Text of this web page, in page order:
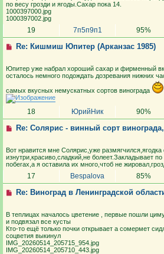
по весу грозди и ягоды.Сахар пока 14.
1000397000.jpg
1000397002.jpg
19 7п5п9п1 95%
Re: Кишмиш Юпитер (Арканзас 1985)
Юпитер уже набрал хороший сахар и фирменный
осталось немного подождать дозревания нижних
самых вкусных немускатных сортов винограда
18 ЮрийНик 90%
Re: Солярис - винный сорт
Вот нравится мне Солярис,уже размягчился,ягодка
изнутри,красиво,сладкий,не болеет.Закладывает
побегах,а я оставила их много,чтоб не
17 Bespalova 85%
Re: Виноград в Ленинградской
В теплицах началось цветение , первые пошли
и подвязал все кусты
Кто-то ещё только почки открывает а сомермет
соцветия выкинул
IMG_20260514_205715_954.jpg
IMG_20260514_205710_443.jpg